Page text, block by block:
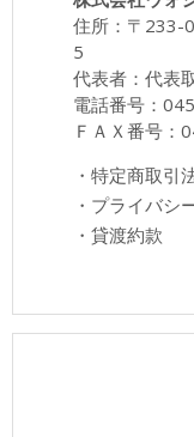
住所：〒
5
代表者：代表
電話番号：
ＦＡＸ番号：
・ 特定商取引
・ プライバシ
・ 貸渡約款